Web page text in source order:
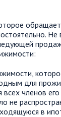
для
всех членов
не
в